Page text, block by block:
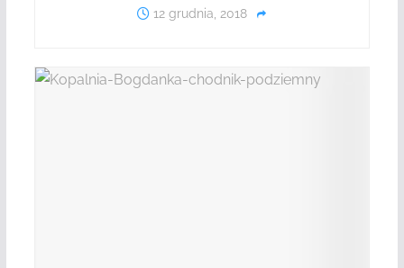
12 grudnia, 2018